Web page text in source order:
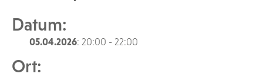
Datum:
05.04.2026: 20:00 - 22:00
Ort: